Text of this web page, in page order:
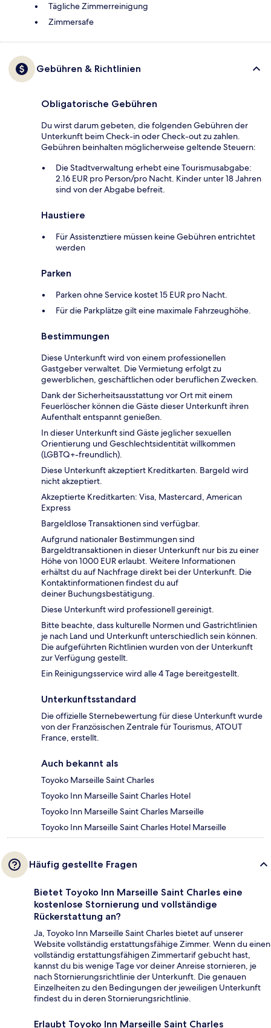
Tägliche Zimmerreinigung
Zimmersafe
Gebühren & Richtlinien
Obligatorische Gebühren
Du wirst darum gebeten, die folgenden Gebühren der
Unterkunft beim Check-in oder Check-out zu zahlen.
Gebühren beinhalten möglicherweise geltende Steuern:
Die Stadtverwaltung erhebt eine Tourismusabgabe:
2.16 EUR pro Person/pro Nacht. Kinder unter 18 Jahren
sind von der Abgabe befreit.
Haustiere
Für Assistenztiere müssen keine Gebühren entrichtet
werden
Parken
Parken ohne Service kostet 15 EUR pro Nacht.
Für die Parkplätze gilt eine maximale Fahrzeughöhe.
Bestimmungen
Diese Unterkunft wird von einem professionellen
Gastgeber verwaltet. Die Vermietung erfolgt zu
gewerblichen, geschäftlichen oder beruflichen Zwecken.
Dank der Sicherheitsausstattung vor Ort mit einem
Feuerlöscher können die Gäste dieser Unterkunft ihren
Aufenthalt entspannt genießen.
In dieser Unterkunft sind Gäste jeglicher sexuellen
Orientierung und Geschlechtsidentität willkommen
(LGBTQ+-freundlich).
Diese Unterkunft akzeptiert Kreditkarten. Bargeld wird
nicht akzeptiert.
Akzeptierte Kreditkarten: Visa, Mastercard, American
Express
Bargeldlose Transaktionen sind verfügbar.
Aufgrund nationaler Bestimmungen sind
Bargeldtransaktionen in dieser Unterkunft nur bis zu einer
Höhe von 1000 EUR erlaubt. Weitere Informationen
erhältst du auf Nachfrage direkt bei der Unterkunft. Die
Kontaktinformationen findest du auf
deiner Buchungsbestätigung.
Diese Unterkunft wird professionell gereinigt.
Bitte beachte, dass kulturelle Normen und Gastrichtlinien
je nach Land und Unterkunft unterschiedlich sein können.
Die aufgeführten Richtlinien wurden von der Unterkunft
zur Verfügung gestellt.
Ein Reinigungsservice wird alle 4 Tage bereitgestellt.
Unterkunftsstandard
Die offizielle Sternebewertung für diese Unterkunft wurde
von der Französischen Zentrale für Tourismus, ATOUT
France, erstellt.
Auch bekannt als
Toyoko Marseille Saint Charles
Toyoko Inn Marseille Saint Charles Hotel
Toyoko Inn Marseille Saint Charles Marseille
Toyoko Inn Marseille Saint Charles Hotel Marseille
Häufig gestellte Fragen
Bietet Toyoko Inn Marseille Saint Charles eine
kostenlose Stornierung und vollständige
Rückerstattung an?
Ja, Toyoko Inn Marseille Saint Charles bietet auf unserer
Website vollständig erstattungsfähige Zimmer. Wenn du einen
vollständig erstattungsfähigen Zimmertarif gebucht hast,
kannst du bis wenige Tage vor deiner Anreise stornieren, je
nach Stornierungsrichtlinie der Unterkunft. Die genauen
Einzelheiten zu den Bedingungen der jeweiligen Unterkunft
findest du in deren Stornierungsrichtlinie.
Erlaubt Toyoko Inn Marseille Saint Charles